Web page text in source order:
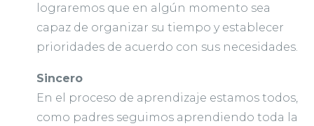
lograremos que en algún momento sea
capaz de organizar su tiempo y establecer
prioridades de acuerdo con sus necesidades.
Sincero
En el proceso de aprendizaje estamos todos,
como padres seguimos aprendiendo toda la